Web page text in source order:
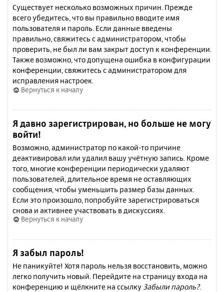
Существует несколько возможных причин. Прежде
всего убедитесь, что вы правильно вводите имя
пользователя и пароль. Если данные введены
правильно, свяжитесь с администратором, чтобы
проверить, не был ли вам закрыт доступ к конференции.
Также возможно, что допущена ошибка в конфигурации
конференции, свяжитесь с администратором для
исправления настроек.
Вернуться к началу
Я давно зарегистрирован, но больше не могу
войти!
Возможно, администратор по какой-то причине
деактивировал или удалил вашу учётную запись. Кроме
того, многие конференции периодически удаляют
пользователей, длительное время не оставляющих
сообщения, чтобы уменьшить размер базы данных.
Если это произошло, попробуйте зарегистрироваться
снова и активнее участвовать в дискуссиях.
Вернуться к началу
Я забыл пароль!
Не паникуйте! Хотя пароль нельзя восстановить, можно
легко получить новый. Перейдите на страницу входа на
конференцию и щёлкните на ссылку Забыли пароль?.